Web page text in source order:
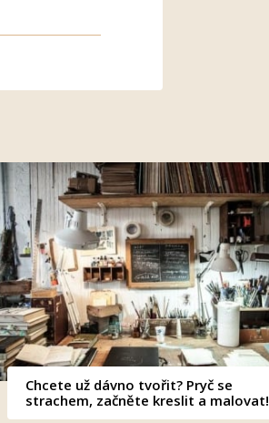
Chcete už dávno tvořit? Pryč se
strachem, začněte kreslit a malovat!